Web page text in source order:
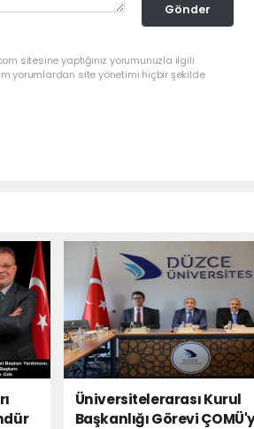
Gönder
sitesine yaptığınız yorumunuzla ilgili
yorumlardan site yönetimi hiçbir şekilde
Üniversitelerarası Kurul
Başkanlığı Görevi